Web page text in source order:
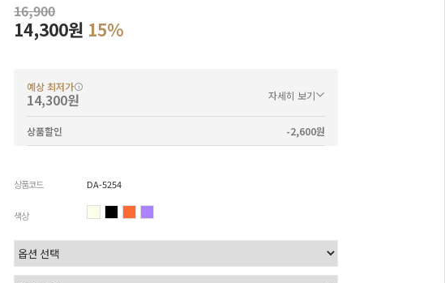
16,900
14,300원 15%
예상 최저가
14,300원 자세히 보기
상품할인 -2,600원
상품코드 DA-5254
색상